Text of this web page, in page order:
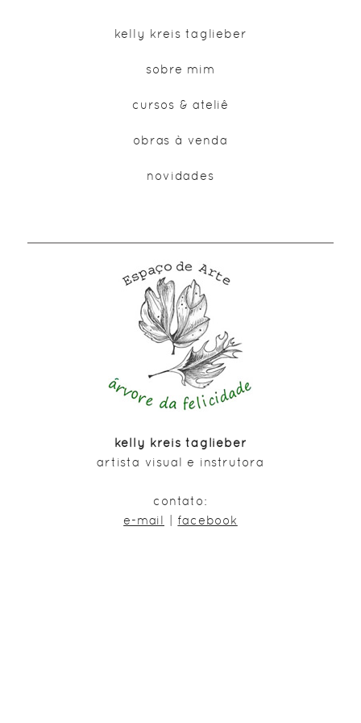
kelly kreis taglieber
sobre mim
cursos & ateliê
obras à venda
novidades
kelly kreis taglieber
artista visual e instrutora
contato:
e-mail
facebook